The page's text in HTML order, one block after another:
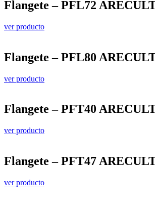
Flangete – PFL72
ver producto
Flangete – PFL80
ver producto
Flangete – PFT40
ver producto
Flangete – PFT47
ver producto